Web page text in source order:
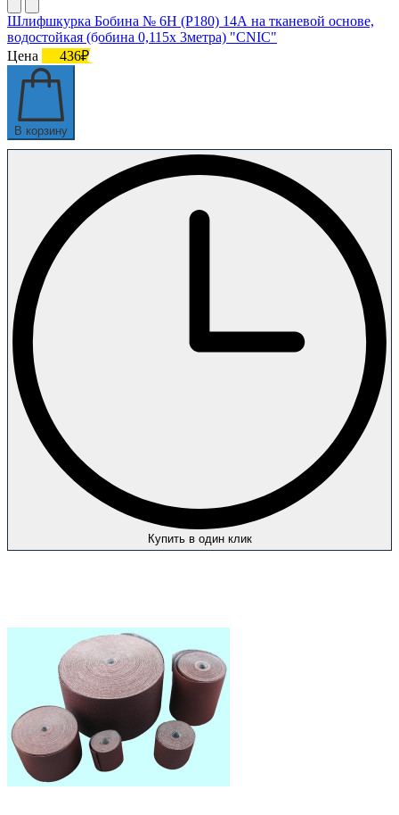
Шлифшкурка Бобина № 6Н (P180) 14А на тканевой основе,
водостойкая (бобина 0,115х 3метра) "CNIC"
Цена
436₽
В корзину
Купить в один клик